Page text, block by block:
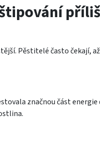
Pěstitelé často čekají,
značnou část